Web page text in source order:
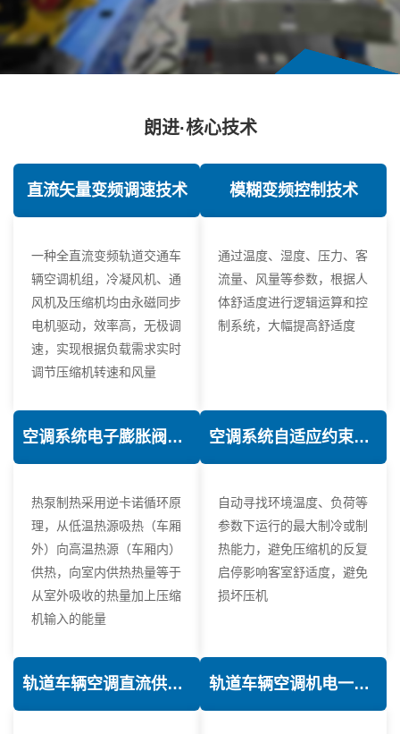
朗进·核心技术
直流矢量变频调速技术
一种全直流变频轨道交通车
辆空调机组，冷凝风机、通
风机及压缩机均由永磁同步
电机驱动，效率高，无极调
速，实现根据负载需求实时
调节压缩机转速和风量
模糊变频控制技术
通过温度、湿度、压力、客
流量、风量等参数，根据人
体舒适度进行逻辑运算和控
制系统，大幅提高舒适度
空调系统电子膨胀阀热力学优化技术
热泵制热采用逆卡诺循环原
理，从低温热源吸热（车厢
外）向高温热源（车厢内）
供热，向室内供热热量等于
从室外吸收的热量加上压缩
机输入的能量
空调系统自适应约束控制技术
自动寻找环境温度、负荷等
参数下运行的最大制冷或制
热能力，避免压缩机的反复
启停影响客室舒适度，避免
损坏压机
轨道车辆空调直流供电技术 轨道车辆空调机电一体化技术